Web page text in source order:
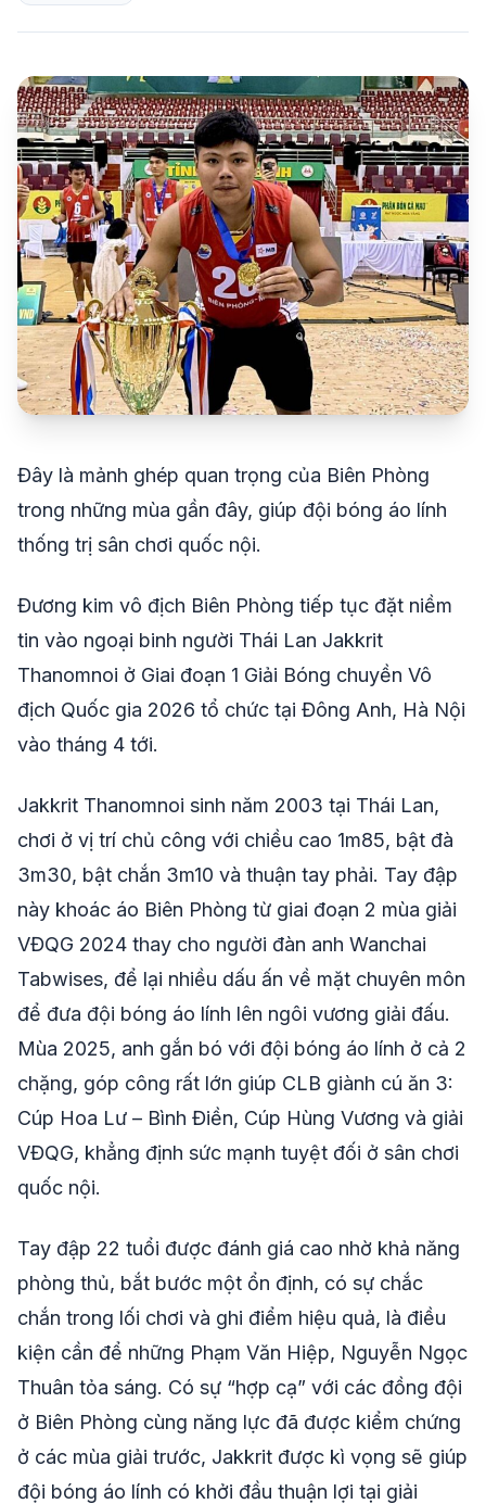
share mail © 2026 TT24H
Đây là mảnh ghép quan trọng của Biên Phòng
trong những mùa gần đây, giúp đội bóng áo lính
thống trị sân chơi quốc nội.
Đương kim vô địch Biên Phòng tiếp tục đặt niềm
tin vào ngoại binh người Thái Lan Jakkrit
Thanomnoi ở Giai đoạn 1 Giải Bóng chuyền Vô
địch Quốc gia 2026 tổ chức tại Đông Anh, Hà Nội
vào tháng 4 tới.
Jakkrit Thanomnoi sinh năm 2003 tại Thái Lan,
chơi ở vị trí chủ công với chiều cao 1m85, bật đà
3m30, bật chắn 3m10 và thuận tay phải. Tay đập
này khoác áo Biên Phòng từ giai đoạn 2 mùa giải
VĐQG 2024 thay cho người đàn anh Wanchai
Tabwises, để lại nhiều dấu ấn về mặt chuyên môn
để đưa đội bóng áo lính lên ngôi vương giải đấu.
Mùa 2025, anh gắn bó với đội bóng áo lính ở cả 2
chặng, góp công rất lớn giúp CLB giành cú ăn 3:
Cúp Hoa Lư – Bình Điền, Cúp Hùng Vương và giải
VĐQG, khẳng định sức mạnh tuyệt đối ở sân chơi
quốc nội.
Tay đập 22 tuổi được đánh giá cao nhờ khả năng
phòng thủ, bắt bước một ổn định, có sự chắc
chắn trong lối chơi và ghi điểm hiệu quả, là điều
kiện cần để những Phạm Văn Hiệp, Nguyễn Ngọc
Thuân tỏa sáng. Có sự “hợp cạ” với các đồng đội
ở Biên Phòng cùng năng lực đã được kiểm chứng
ở các mùa giải trước, Jakkrit được kì vọng sẽ giúp
đội bóng áo lính có khởi đầu thuận lợi tại giải